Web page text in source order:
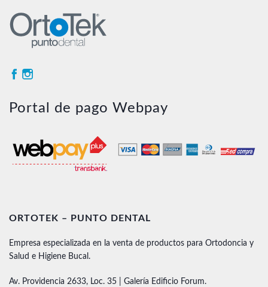
Portal de pago Webpay
ORTOTEK – PUNTO DENTAL
Empresa especializada en la venta de productos para Ortodoncia y
Salud e Higiene Bucal.
Av. Providencia 2633, Loc. 35 | Galería Edificio Forum.